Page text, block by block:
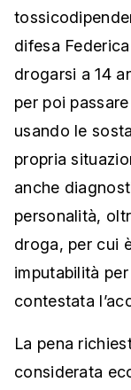
difesa
drogarsi a 14
per poi
usando le
propria
anche
personalità,
droga, per cui
imputabilità
contestata
La pena
considerata